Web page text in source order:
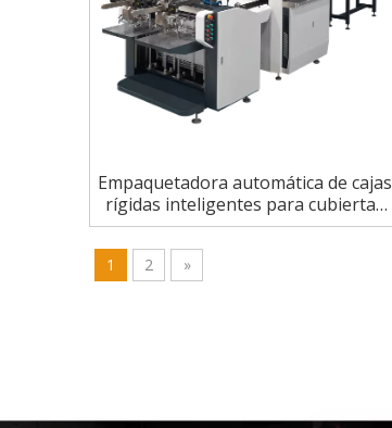
Empaquetadora automática de cajas
rígidas inteligentes para cubiertas
de portátiles
1 2 »